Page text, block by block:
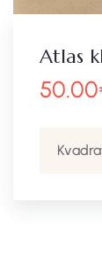
Atlas
50.00